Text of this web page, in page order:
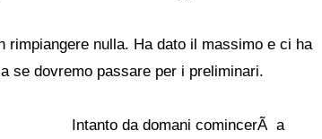
rimpiangere nulla. Ha dato il massimo e ci ha
se dovremo passare per i preliminari.
Intanto da domani comincerÃ a